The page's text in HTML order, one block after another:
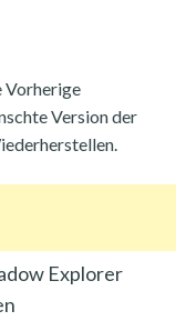
Vorherige
Version der
Explorer